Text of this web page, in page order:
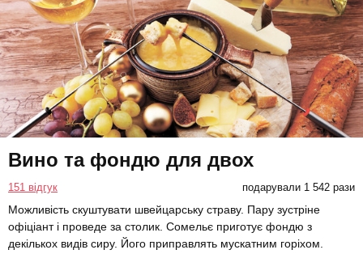
Вино та фондю для двох
151 відгук подарували 1 542 рази
Можливість скуштувати швейцарську страву. Пару зустріне
офіціант і проведе за столик. Сомельє приготує фондю з
декількох видів сиру. Його приправлять мускатним горіхом.